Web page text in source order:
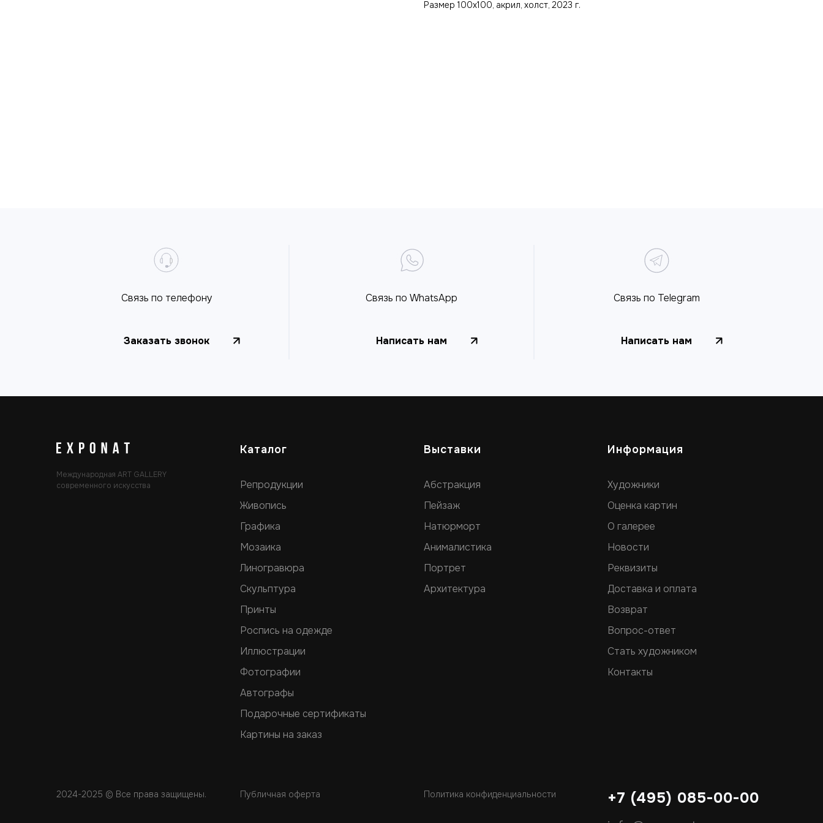
Размер 100х100, акрил, холст, 2023 г.
Cвязь по телефону
Заказать звонок
Связь по WhatsApp
Написать нам
Связь по Telegram
Написать нам
Международная ART GALLERY
современного искусства
Каталог
Репродукции
Живопись
Графика
Мозаика
Линогравюра
Скульптура
Принты
Роспись на одежде
Иллюстрации
Фотографии
Автографы
Подарочные сертификаты
Картины на заказ
Выставки
Абстракция
Пейзаж
Натюрморт
Анималистика
Портрет
Архитектура
Информация
Художники
Оценка картин
О галерее
Новости
Реквизиты
Доставка и оплата
Возврат
Вопрос-ответ
Стать художником
Контакты
2024-2025 © Все права защищены. Публичная оферта Политика конфиденциальности +7 (495) 085-00-00